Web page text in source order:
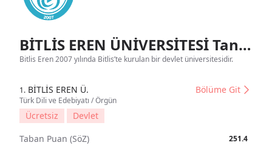
BİTLİS EREN ÜNİVERSİTESİ Tanıtım
Bitlis Eren 2007 yılında Bitlis’te kurulan bir devlet üniversitesidir.
1. BİTLİS EREN Ü.
Türk Dili ve Edebiyatı / Örgün
Bölüme Git
Ücretsiz
Devlet
Taban Puan (SöZ)
251.4